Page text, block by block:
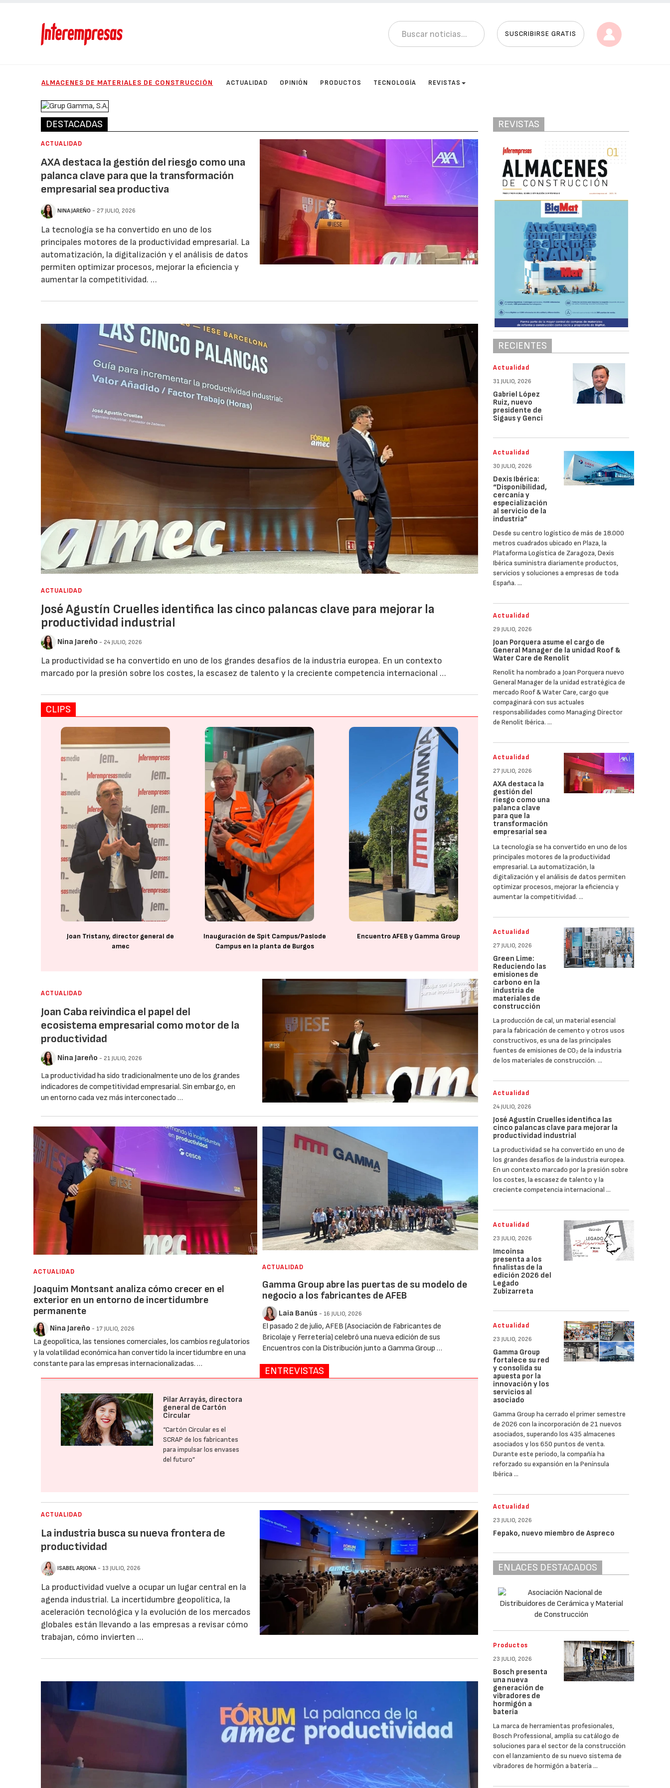
SUSCRIBIRSE GRATIS
ALMACENES DE MATERIALES DE CONSTRUCCIÓN ACTUALIDAD OPINIÓN PRODUCTOS TECNOLOGÍA REVISTAS
DESTACADAS
ACTUALIDAD
AXA destaca la gestión del riesgo como una
palanca clave para que la transformación
empresarial sea productiva
NINA JAREÑO - 27 JULIO, 2026
La tecnología se ha convertido en uno de los
principales motores de la productividad empresarial. La
automatización, la digitalización y el análisis de datos
permiten optimizar procesos, mejorar la eficiencia y
aumentar la competitividad. …
ACTUALIDAD
José Agustín Cruelles identifica las cinco palancas clave para mejorar la
productividad industrial
Nina Jareño - 24 JULIO, 2026
La productividad se ha convertido en uno de los grandes desafíos de la industria europea. En un contexto
marcado por la presión sobre los costes, la escasez de talento y la creciente competencia internacional …
CLIPS
Joan Tristany, director general de
amec
Inauguración de Spit Campus/Paslode
Campus en la planta de Burgos
Encuentro AFEB y Gamma Group
ACTUALIDAD
Joan Caba reivindica el papel del
ecosistema empresarial como motor de la
productividad
Nina Jareño - 21 JULIO, 2026
La productividad ha sido tradicionalmente uno de los grandes
indicadores de competitividad empresarial. Sin embargo, en
un entorno cada vez más interconectado …
ACTUALIDAD
Joaquim Montsant analiza cómo crecer en el
exterior en un entorno de incertidumbre
permanente
Nina Jareño - 17 JULIO, 2026
La geopolítica, las tensiones comerciales, los cambios regulatorios
y la volatilidad económica han convertido la incertidumbre en una
constante para las empresas internacionalizadas. …
ACTUALIDAD
Gamma Group abre las puertas de su modelo de
negocio a los fabricantes de AFEB
Laia Banús - 16 JULIO, 2026
El pasado 2 de julio, AFEB (Asociación de Fabricantes de
Bricolaje y Ferretería) celebró una nueva edición de sus
Encuentros con la Distribución junto a Gamma Group …
ENTREVISTAS
Pilar Arrayás, directora
general de Cartón
Circular
“Cartón Circular es el
SCRAP de los fabricantes
para impulsar los envases
del futuro”
ACTUALIDAD
La industria busca su nueva frontera de
productividad
ISABEL ARJONA - 13 JULIO, 2026
La productividad vuelve a ocupar un lugar central en la
agenda industrial. La incertidumbre geopolítica, la
aceleración tecnológica y la evolución de los mercados
globales están llevando a las empresas a revisar cómo
trabajan, cómo invierten …
REVISTAS
RECIENTES
Actualidad
31 JULIO, 2026
Gabriel López
Ruiz, nuevo
presidente de
Sigaus y Genci
Actualidad
30 JULIO, 2026
Dexis Ibérica:
“Disponibilidad,
cercanía y
especialización
al servicio de la
industria”
Desde su centro logístico de más de 18.000
metros cuadrados ubicado en Plaza, la
Plataforma Logística de Zaragoza, Dexis
Ibérica suministra diariamente productos,
servicios y soluciones a empresas de toda
España. …
Actualidad
29 JULIO, 2026
Joan Porquera asume el cargo de
General Manager de la unidad Roof &
Water Care de Renolit
Renolit ha nombrado a Joan Porquera nuevo
General Manager de la unidad estratégica de
mercado Roof & Water Care, cargo que
compaginará con sus actuales
responsabilidades como Managing Director
de Renolit Ibérica. …
Actualidad
27 JULIO, 2026
AXA destaca la
gestión del
riesgo como una
palanca clave
para que la
transformación
empresarial sea
productiva
La tecnología se ha convertido en uno de los
principales motores de la productividad
empresarial. La automatización, la
digitalización y el análisis de datos permiten
optimizar procesos, mejorar la eficiencia y
aumentar la competitividad. …
Actualidad
27 JULIO, 2026
Green Lime:
Reduciendo las
emisiones de
carbono en la
industria de
materiales de
construcción
La producción de cal, un material esencial
para la fabricación de cemento y otros usos
constructivos, es una de las principales
fuentes de emisiones de CO₂ de la industria
de los materiales de construcción. …
Actualidad
24 JULIO, 2026
José Agustín Cruelles identifica las
cinco palancas clave para mejorar la
productividad industrial
La productividad se ha convertido en uno de
los grandes desafíos de la industria europea.
En un contexto marcado por la presión sobre
los costes, la escasez de talento y la
creciente competencia internacional …
Actualidad
23 JULIO, 2026
Imcoinsa
presenta a los
finalistas de la
edición 2026 del
Legado
Zubizarreta
Actualidad
23 JULIO, 2026
Gamma Group
fortalece su red
y consolida su
apuesta por la
innovación y los
servicios al
asociado
Gamma Group ha cerrado el primer semestre
de 2026 con la incorporación de 21 nuevos
asociados, superando los 435 almacenes
asociados y los 650 puntos de venta.
Durante este periodo, la compañía ha
reforzado su expansión en la Península
Ibérica …
Actualidad
23 JULIO, 2026
Fepako, nuevo miembro de Aspreco
ENLACES DESTACADOS
Productos
23 JULIO, 2026
Bosch presenta
una nueva
generación de
vibradores de
hormigón a
batería
La marca de herramientas profesionales,
Bosch Professional, amplía su catálogo de
soluciones para el sector de la construcción
con el lanzamiento de su nuevo sistema de
vibradores de hormigón a batería …